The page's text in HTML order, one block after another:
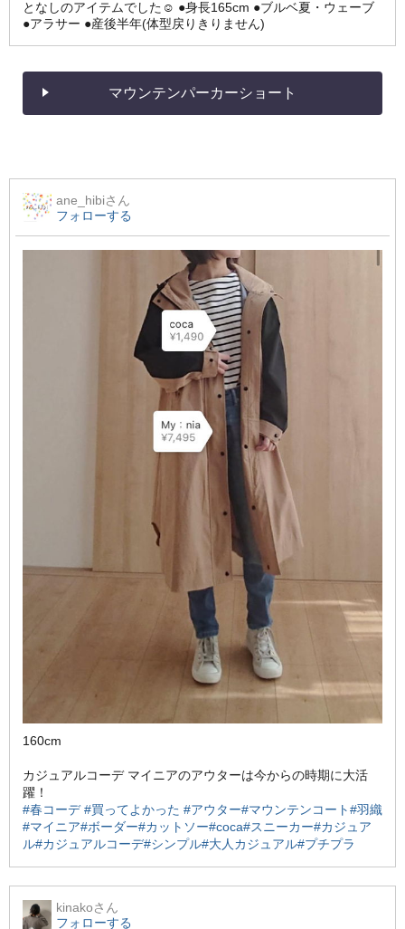
となしのアイテムでした☺️ ●身長165cm ●ブルベ夏・ウェーブ
●アラサー ●産後半年(体型戻りきりません)
マウンテンパーカーショート
ane_hibiさん
フォローする
160cm
カジュアルコーデ マイニアのアウターは今からの時期に大活
躍！
#春コーデ #買ってよかった #アウター#マウンテンコート#羽織
#マイニア#ボーダー#カットソー#coca#スニーカー#カジュア
ル#カジュアルコーデ#シンプル#大人カジュアル#プチプラ
kinakoさん
フォローする